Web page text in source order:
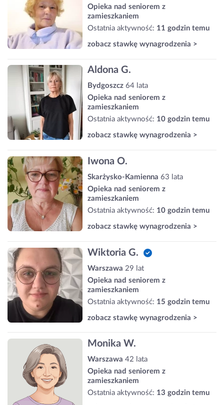
Opieka nad seniorem z
zamieszkaniem
Ostatnia aktywność: 11 godzin temu
zobacz stawkę wynagrodzenia >
Aldona G.
Bydgoszcz 64 lata
Opieka nad seniorem z
zamieszkaniem
Ostatnia aktywność: 10 godzin temu
zobacz stawkę wynagrodzenia >
Iwona O.
Skarżysko-Kamienna 63 lata
Opieka nad seniorem z
zamieszkaniem
Ostatnia aktywność: 10 godzin temu
zobacz stawkę wynagrodzenia >
Wiktoria G.
Warszawa 29 lat
Opieka nad seniorem z
zamieszkaniem
Ostatnia aktywność: 15 godzin temu
zobacz stawkę wynagrodzenia >
Monika W.
Warszawa 42 lata
Opieka nad seniorem z
zamieszkaniem
Ostatnia aktywność: 13 godzin temu